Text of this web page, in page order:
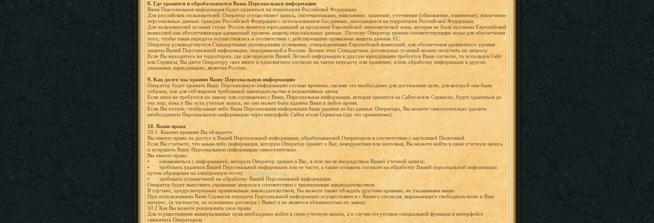
8. Где хранится и обрабатывается Ваша Персональная информация
Ваша Персональная информация будет храниться на территории Российской Федерации.
Для российских пользователей: Оператор осуществляет запись, систематизацию, накопление, хранение, уточнение (обновление, изменение), извлечение
персональных данных граждан Российской Федерации с использованием баз данных, находящихся на территории Российской Федерации.
Для пользователей из иных стран: Россия является юрисдикцией за пределами Европейской экономической зоны, которая не была признана Европейской
комиссией как обеспечивающая адекватный уровень защиты персональных данных. Поэтому Оператор принял соответствующие меры для обеспечения
того, чтобы такая передача осуществлялась в соответствии с действующими правилами защиты данных ЕС.
Оператор руководствуется Стандартными договорными условиями, утвержденными Европейской комиссией, для обеспечения адекватного уровня
защиты Вашей Персональной информации, передаваемой в Россию. Копию этих Стандартных договорных условий можно получить по запросу.
Если Вы находитесь на территории, где для передачи Вашей Личной информации в другую юрисдикцию требуется Ваше согласие, то используя Сайт
или Сервисы, Вы даете Оператору свое явное и однозначное согласие на такую передачу или хранение, и/или обработку информации в других
указанных юрисдикциях, включая Россию.
9. Как долго мы храним Вашу Персональную информацию
Оператор будет хранить Вашу Персональную информацию столько времени, сколько это необходимо для достижения цели, для которой она была
собрана, или для соблюдения требований законодательства и нормативных актов.
Если иное не требуется по закону или соглашению с Вами, Персональная информация, которая хранится на Сайте и/или Сервисах, будет храниться до
тех пор, пока у Вас есть учетная запись, но она может быть удалена Вами в любое время.
Если Вы хотите, чтобы какая-либо Ваша Персональная информация была удалена из баз данных Оператора, Вы можете самостоятельно удалить
необходимую Персональную информацию через интерфейс Сайта и/или Сервисов (где это применимо).
10. Ваши права
10.1. Какими правами Вы обладаете:
Вы имеете право на доступ к Вашей Персональной информации, обрабатываемой Оператором в соответствии с настоящей Политикой.
Если Вы считаете, что какая-либо информация, которую Оператор хранит о Вас, некорректная или неполная, Вы можете войти в свою учетную запись
и исправить Вашу Персональную информацию самостоятельно.
Вы имеете право:
•
ознакомиться с информацией, которую Оператор хранит о Вас, в том числе посредством Вашей учетной записи;
•
требовать удаления Вашей Персональной информации или ее части, а также отзывать согласие на обработку Вашей персональной информации
путем обращения на электронную почту bugs@tmgame.ru;
•
требовать ограничений на обработку Вашей Персональной информации.
Оператор будет выполнять указанные запросы в соответствии с применимым законодательством.
В случаях, предусмотренных применимым законодательством, Вы можете также обладать другими правами, не указанными выше.
При использовании Вами Сервисов передача Персональной информации осуществляется c Вашего согласия, выражающего свободную волю и Ваш
интерес, (в частности, на основании договора с Вами) и не является обязанностью по закону.
10.2 Как Вы можете реализовать свои права:
Для осуществления вышеуказанных прав необходимо войти в свою учетную запись, а в случае отсутствия специальной функции в интерфейсе
свяжитесь Оператором.